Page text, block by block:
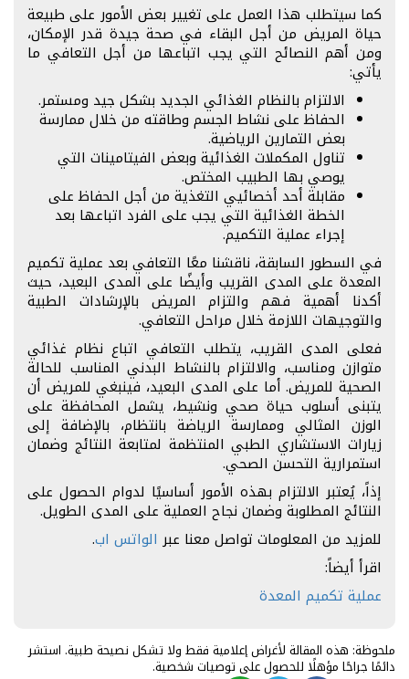
كما سيتطلب هذا العمل على تغيير بعض الأمور على طبيعة
حياة المريض من أجل البقاء في صحة جيدة قدر الإمكان،
ومن أهم النصائح التي يجب اتباعها من أجل التعافي ما
يأتي:
الالتزام بالنظام الغذائي الجديد بشكل جيد ومستمر.
الحفاظ على نشاط الجسم وطاقته من خلال ممارسة
بعض التمارين الرياضية.
تناول المكملات الغذائية وبعض الفيتامينات التي
يوصي بها الطبيب المختص.
مقابلة أحد أخصائيي التغذية من أجل الحفاظ على
الخطة الغذائية التي يجب على الفرد اتباعها بعد
إجراء عملية التكميم.
في السطور السابقة، ناقشنا معًا التعافي بعد عملية تكميم
المعدة على المدى القريب وأيضًا على المدى البعيد، حيث
أكدنا أهمية فهم والتزام المريض بالإرشادات الطبية
والتوجيهات اللازمة خلال مراحل التعافي.
فعلى المدى القريب، يتطلب التعافي اتباع نظام غذائي
متوازن ومناسب، والالتزام بالنشاط البدني المناسب للحالة
الصحية للمريض. أما على المدى البعيد، فينبغي للمريض أن
يتبنى أسلوب حياة صحي ونشيط، يشمل المحافظة على
الوزن المثالي وممارسة الرياضة بانتظام، بالإضافة إلى
زيارات الاستشاري الطبي المنتظمة لمتابعة النتائج وضمان
استمرارية التحسن الصحي.
إذاً، يُعتبر الالتزام بهذه الأمور أساسيًا لدوام الحصول على
النتائج المطلوبة وضمان نجاح العملية على المدى الطويل.
للمزيد من المعلومات تواصل معنا عبر الواتس اب.
اقرأ أيضاً:
عملية تكميم المعدة
ملحوظة: هذه المقالة لأغراض إعلامية فقط ولا تشكل نصيحة طبية. استشر
دائمًا جراحًا مؤهلًا للحصول على توصيات شخصية.